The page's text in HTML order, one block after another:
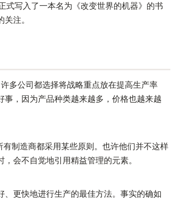
式写入了一本名为《改变世界的机器》的书
注。
多公司都选择将战略重点放在提高生产率
，因为产品种类越来越多，价格也越来越
制造商都采用某些原则。也许他们并不这样
会不自觉地引用精益管理的元素。
更快地进行生产的最佳方法。事实的确如